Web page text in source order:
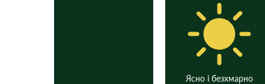
Ясно і безхмарно